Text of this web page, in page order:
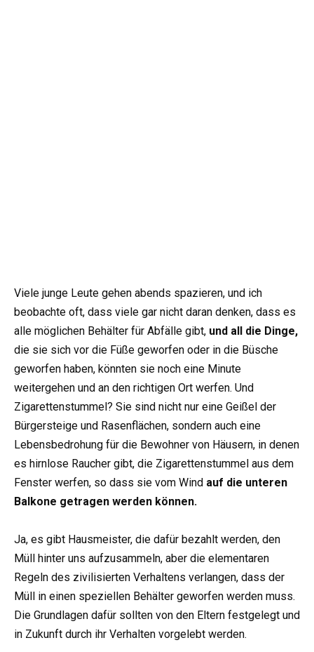
Viele junge Leute gehen abends spazieren, und ich
beobachte oft, dass viele gar nicht daran denken, dass es
alle möglichen Behälter für Abfälle gibt, und all die Dinge,
die sie sich vor die Füße geworfen oder in die Büsche
geworfen haben, könnten sie noch eine Minute
weitergehen und an den richtigen Ort werfen. Und
Zigarettenstummel? Sie sind nicht nur eine Geißel der
Bürgersteige und Rasenflächen, sondern auch eine
Lebensbedrohung für die Bewohner von Häusern, in denen
es hirnlose Raucher gibt, die Zigarettenstummel aus dem
Fenster werfen, so dass sie vom Wind auf die unteren
Balkone getragen werden können.
Ja, es gibt Hausmeister, die dafür bezahlt werden, den
Müll hinter uns aufzusammeln, aber die elementaren
Regeln des zivilisierten Verhaltens verlangen, dass der
Müll in einen speziellen Behälter geworfen werden muss.
Die Grundlagen dafür sollten von den Eltern festgelegt und
in Zukunft durch ihr Verhalten vorgelebt werden.